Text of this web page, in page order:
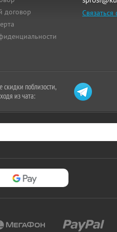
договор
Связаться
скидки поблизости,
из чата: